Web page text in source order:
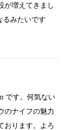
が増えてきまし
るみたいです
です。何気ない
のナイフの魅力
おります。よろ